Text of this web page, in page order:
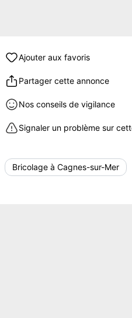
Ajouter aux favoris
Partager cette annonce
Nos conseils de vigilance
Signaler un problème sur
Bricolage à Cagnes-sur-Mer